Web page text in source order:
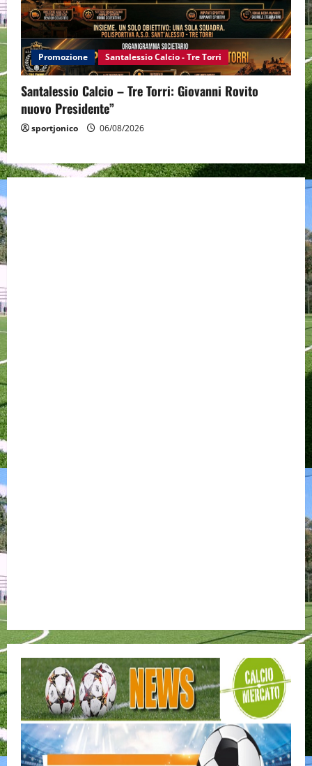
Promozione Santalessio Calcio - Tre Torri
Santalessio Calcio – Tre Torri: Giovanni Rovito
nuovo Presidente”
sportjonico 06/08/2026